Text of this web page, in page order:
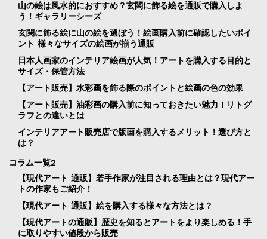
山の絵は風水的におすすめ？玄関に飾る絵を通販で購入しよ
う！ギャラリーシーズ
玄関に飾る絵に山の絵を選ぼう！絵画購入前に確認したいポイ
ント 様々なサイズの絵画が揃う通販
日本人画家のインテリア絵画が人気！アートを購入する目的と
サイズ・保管方法
【アート販売】水彩画を飾る際のポイントと絵画の色の効果
【アート販売】油彩画の購入前に知っておきたい魅力！リトグ
ラフとの違いとは
インテリアアート販売店で版画を購入するメリット！選び方と
は？
コラム一覧2
【現代アート 通販】若手作家が注目される理由とは？現代アー
トの作家もご紹介！
【現代アート 通販】絵を購入する様々な方法とは？
【現代アートの通販】歴史を知るとアートをより楽しめる！手
に取りやすい値段から販売